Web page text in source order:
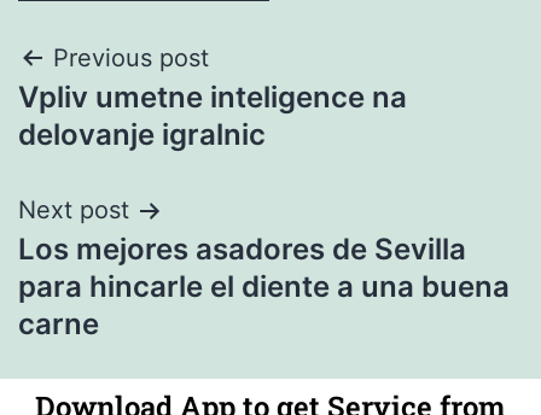
Previous post
Vpliv umetne inteligence na
delovanje igralnic
Next post
Los mejores asadores de Sevilla
para hincarle el diente a una buena
carne
Download App to get Service from